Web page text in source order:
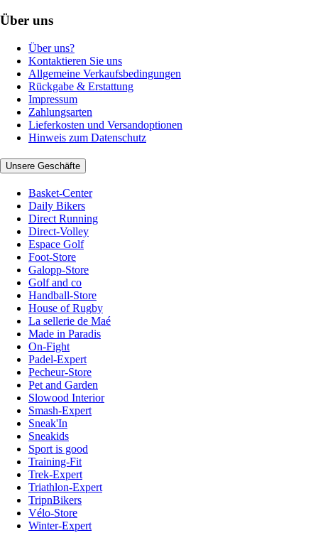
Über uns
Über uns?
Kontaktieren Sie uns
Allgemeine Verkaufsbedingungen
Rückgabe & Erstattung
Impressum
Zahlungsarten
Lieferkosten und Versandoptionen
Hinweis zum Datenschutz
Unsere Geschäfte
Basket-Center
Daily Bikers
Direct Running
Direct-Volley
Espace Golf
Foot-Store
Galopp-Store
Golf and co
Handball-Store
House of Rugby
La sellerie de Maé
Made in Paradis
On-Fight
Padel-Expert
Pecheur-Store
Pet and Garden
Slowood Interior
Smash-Expert
Sneak'In
Sneakids
Sport is good
Training-Fit
Trek-Expert
Triathlon-Expert
TripnBikers
Vélo-Store
Winter-Expert